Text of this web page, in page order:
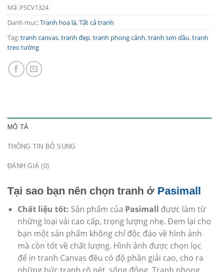
Mã: PSCV1324
Danh mục:Tranh hoa lá,Tất cả tranh
Tag:tranh canvas,tranh đẹp,tranh phong cảnh,tranh sơn dầu,tranh
treo tường
MÔ TẢ
THÔNG TIN BỔ SUNG
ĐÁNH GIÁ (0)
Tại sao bạn nên chọn tranh ở Pasimall
Chất liệu tốt: Sản phẩm của Pasimall được làm từ
những loại vải cao cấp, trọng lượng nhẹ. Đem lại cho
bạn một sản phẩm không chỉ độc đáo về hình ảnh
mà còn tốt về chất lượng. Hình ảnh được chọn lọc
để in tranh Canvas đều có độ phân giải cao, cho ra